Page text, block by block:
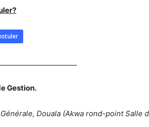
Gestion.
Douala (Akwa rond-point Salle